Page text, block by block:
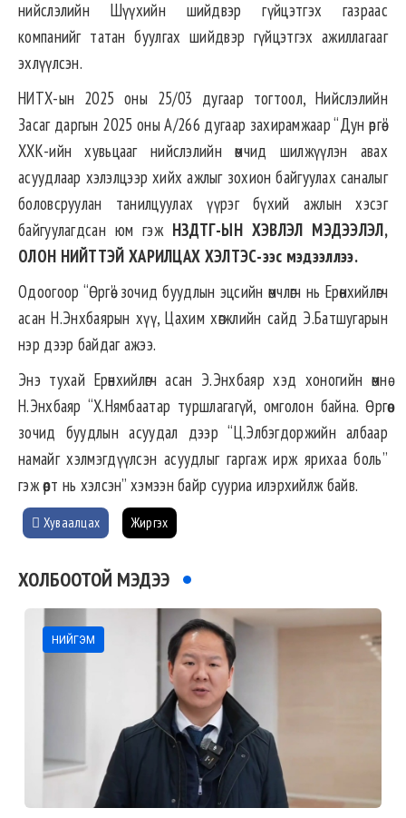
нийслэлийн Шүүхийн шийдвэр гүйцэтгэх газраас
компанийг татан буулгах шийдвэр гүйцэтгэх ажиллагааг
эхлүүлсэн.
НИТХ-ын 2025 оны 25/03 дугаар тогтоол, Нийслэлийн
Засаг даргын 2025 оны А/266 дугаар захирамжаар “Дун өргөө”
ХХК-ийн хувьцааг нийслэлийн өмчид шилжүүлэн авах
асуудлаар хэлэлцээр хийх ажлыг зохион байгуулах саналыг
боловсруулан танилцуулах үүрэг бүхий ажлын хэсэг
байгуулагдсан юм гэж НЗДТГ-ЫН ХЭВЛЭЛ МЭДЭЭЛЭЛ,
ОЛОН НИЙТТЭЙ ХАРИЛЦАХ ХЭЛТЭС-ээс мэдээллээ.
Одоогоор “Өргөө” зочид буудлын эцсийн өмчлөгч нь Ерөнхийлөгч
асан Н.Энхбаярын хүү, Цахим хөгжлийн сайд Э.Батшугарын
нэр дээр байдаг ажээ.
Энэ тухай Ерөнхийлөгч асан Э.Энхбаяр хэд хоногийн өмнө
Н.Энхбаяр “Х.Нямбаатар туршлагагүй, омголон байна. Өргөө
зочид буудлын асуудал дээр “Ц.Элбэгдоржийн албаар
намайг хэлмэгдүүлсэн асуудлыг гаргаж ирж ярихаа боль”
гэж өөрт нь хэлсэн” хэмээн байр сууриа илэрхийлж байв.
Хуваалцах Жиргэх
ХОЛБООТОЙ МЭДЭЭ
НИЙГЭМ